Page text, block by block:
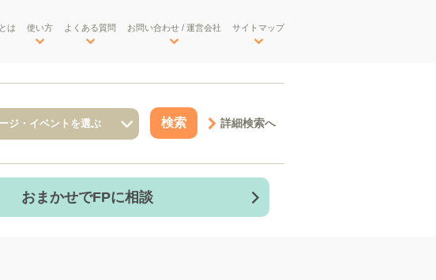
は 使い方 よくある質問 お問い合わせ / 運営会社 サイトマップ
詳細検索へ
おまかせでFPに相談